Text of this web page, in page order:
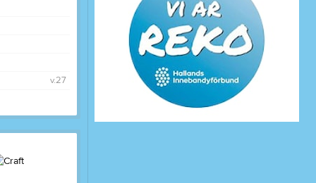
v.27